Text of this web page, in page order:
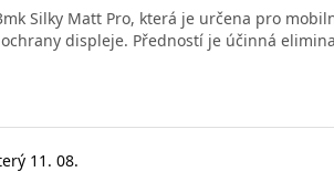
Silky Matt Pro, která je určena pro
displeje. Předností je účinná
11. 08.